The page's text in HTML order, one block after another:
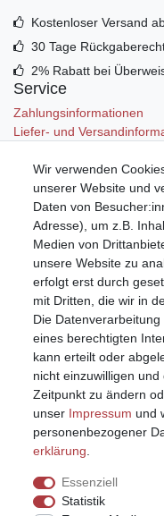
Kostenloser Versand
30 Tage
2% Rabatt bei
Service
Zahlungsinformationen
Liefer- und
Mein Konto
Registrieren
Anmelden (Login)
Warenkorb
Wir verwenden
unserer Website und
Daten von
Adresse), um z.B.
Medien von
unsere Website zu
erfolgt erst durch
mit Dritten, die wir in
Die
eines berechtigten
kann erteilt oder
nicht einzuwilligen
Zeitpunkt zu ändern
unser Impressum und
personenbezogener
erklärung
Essenziell
Statistik